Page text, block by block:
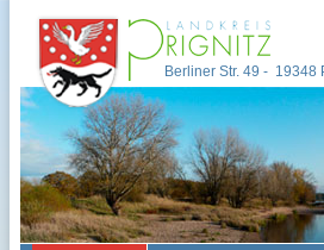
Berliner Str. 49 -